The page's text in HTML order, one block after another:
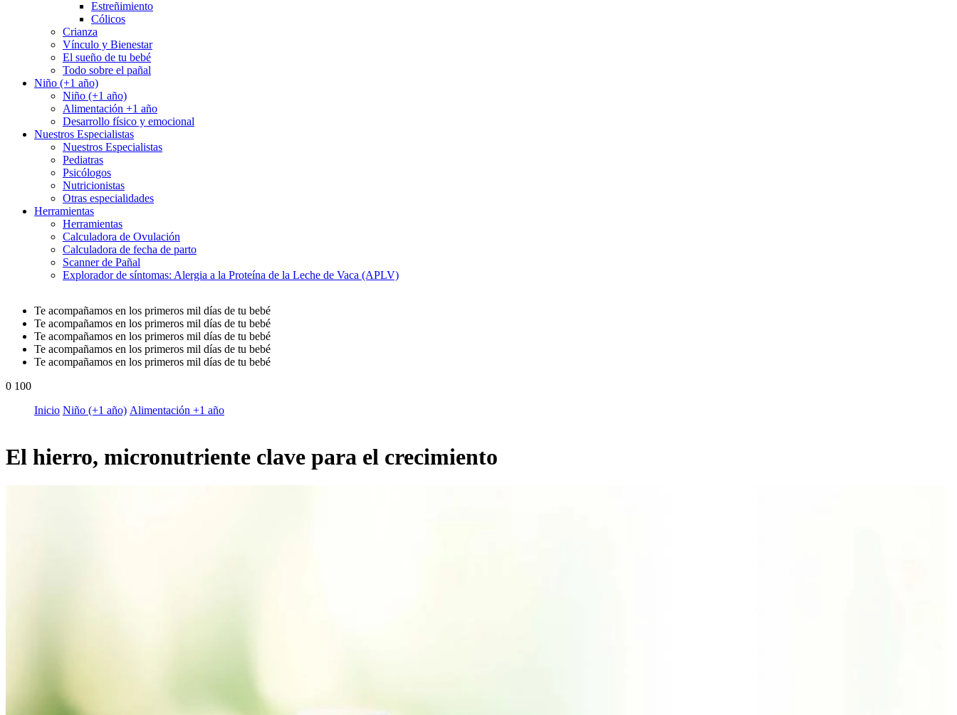
Estreñimiento
Cólicos
Crianza
Vínculo y Bienestar
El sueño de tu bebé
Todo sobre el pañal
Niño (+1 año)
Niño (+1 año)
Alimentación +1 año
Desarrollo físico y emocional
Nuestros Especialistas
Nuestros Especialistas
Pediatras
Psicólogos
Nutricionistas
Otras especialidades
Herramientas
Herramientas
Calculadora de Ovulación
Calculadora de fecha de parto
Scanner de Pañal
Explorador de síntomas: Alergia a la Proteína de la Leche de Vaca (APLV)
Te acompañamos en los primeros mil días de tu bebé
Te acompañamos en los primeros mil días de tu bebé
Te acompañamos en los primeros mil días de tu bebé
Te acompañamos en los primeros mil días de tu bebé
Te acompañamos en los primeros mil días de tu bebé
0 100
Inicio Niño (+1 año) Alimentación +1 año
El hierro, micronutriente clave para el crecimiento